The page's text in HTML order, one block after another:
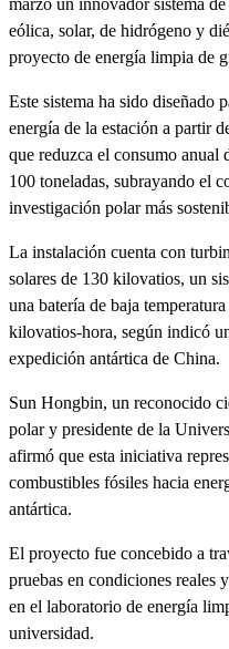
eólica, solar, de hidrógeno y
proyecto de energía limpia de
Este sistema ha sido diseñado
energía de la estación a partir
que reduzca el consumo anual
100 toneladas, subrayando el
investigación polar más
La instalación cuenta con
solares de 130 kilovatios, un
una batería de baja
kilovatios-hora, según indicó
expedición antártica de China.
Sun Hongbin, un reconocido
polar y presidente de la
afirmó que esta iniciativa
combustibles fósiles hacia
antártica.
El proyecto fue concebido a
pruebas en condiciones reales
en el laboratorio de energía
universidad.